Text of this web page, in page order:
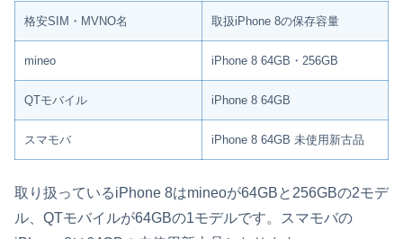
格安SIM・MVNO名 取扱iPhone 8の保存容量
mineo iPhone 8 64GB・256GB
QTモバイル iPhone 8 64GB
スマモバ iPhone 8 64GB 未使用新古品
取り扱っているiPhone 8はmineoが64GBと256GBの2モデ
ル、QTモバイルが64GBの1モデルです。スマモバの